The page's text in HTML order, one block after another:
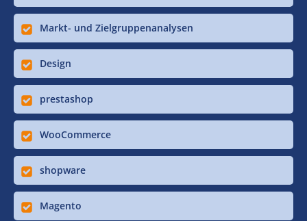
Markt- und Zielgruppenanalysen
Design
prestashop
WooCommerce
shopware
Magento